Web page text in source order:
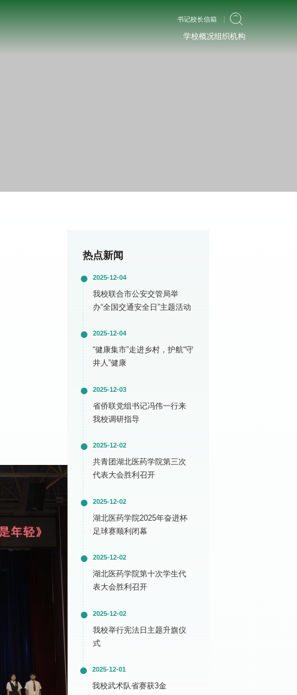
书记校长信箱
学校概况组织机构
热点新闻
2025-12-04
我校联合市公安交管局举
办“全国交通安全日”主题活动
2025-12-04
“健康集市”走进乡村，护航“守
井人”健康
2025-12-03
省侨联党组书记冯伟一行来
我校调研指导
2025-12-02
共青团湖北医药学院第三次
代表大会胜利召开
2025-12-02
湖北医药学院2025年奋进杯
足球赛顺利闭幕
2025-12-02
湖北医药学院第十次学生代
表大会胜利召开
2025-12-02
我校举行宪法日主题升旗仪
式
2025-12-01
我校武术队省赛获3金